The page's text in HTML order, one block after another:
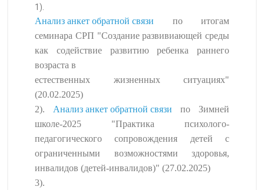
1).
Анализ анкет обратной связи по итогам
семинара СРП "Создание развивиающей среды
как содействие развитию ребенка раннего
возраста в
естественных жизненных ситуациях"
(20.02.2025)
2). Анализ анкет обратной связи по Зимней
школе-2025 "Практика психолого-
педагогического сопровождения детей с
ограниченными возможностями здоровья,
инвалидов (детей-инвалидов)" (27.02.2025)
3).